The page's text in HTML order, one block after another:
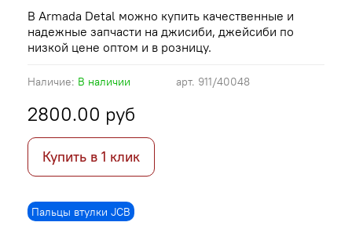
арт. 911/40048
Наличие: В наличии
Пальцы втулки JCB
2800.00 руб
Купить в 1 клик
В Armada Detal можно купить качественные и
надежные запчасти на джисиби, джейсиби по
низкой цене оптом и в розницу.